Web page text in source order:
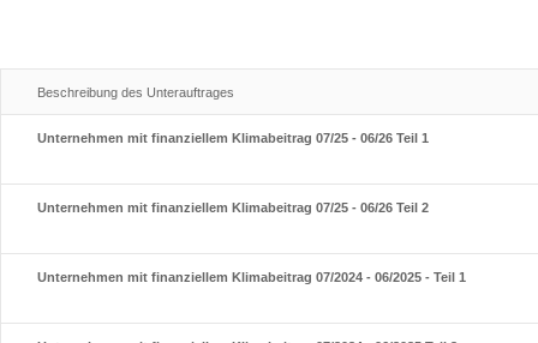
Beschreibung des Unterauftrages
Unternehmen mit finanziellem Klimabeitrag 07/25 - 06/26 Teil 1
Unternehmen mit finanziellem Klimabeitrag 07/25 - 06/26 Teil 2
Unternehmen mit finanziellem Klimabeitrag 07/2024 - 06/2025 - Teil 1